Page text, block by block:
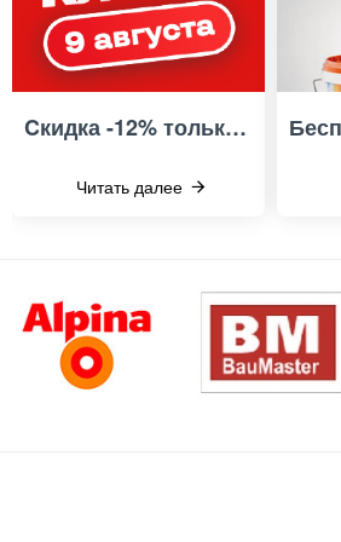
Cкидка -12% только 9 августа! День клиента в Иголеньке
Читать далее